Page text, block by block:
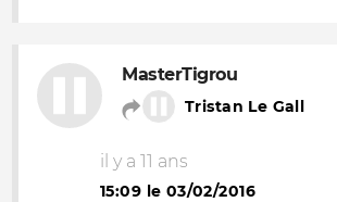
MasterTigrou
Tristan Le Gall
il y a 11 ans
15:09 le 03/02/2016